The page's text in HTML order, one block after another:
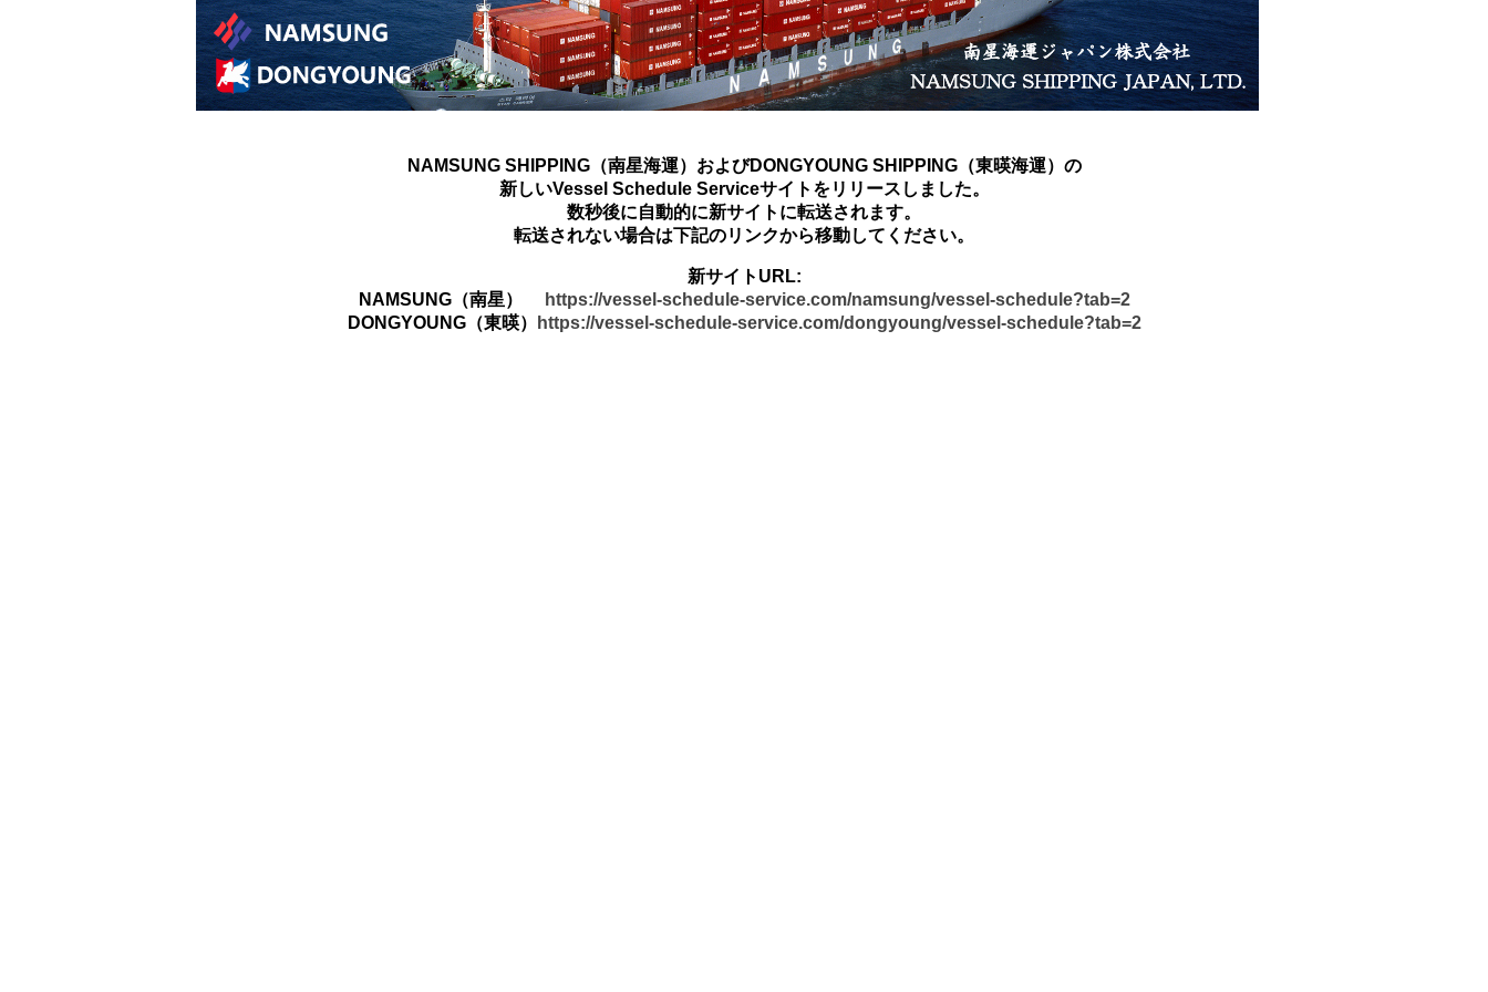
NAMSUNG SHIPPING（南星海運）およびDONGYOUNG SHIPPING（東暎海運）の
新しいVessel Schedule Serviceサイトをリリースしました。
数秒後に自動的に新サイトに転送されます。
転送されない場合は下記のリンクから移動してください。
新サイトURL:
NAMSUNG（南星）
https://vessel-schedule-service.com/namsung/vessel-schedule?tab=2
DONGYOUNG（東暎）
https://vessel-schedule-service.com/dongyoung/vessel-schedule?tab=2